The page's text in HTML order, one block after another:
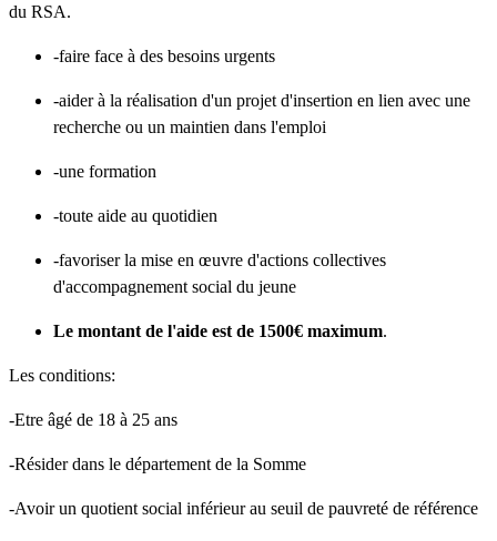
du RSA.
-faire face à des besoins urgents
-aider à la réalisation d'un projet d'insertion en lien avec une
recherche ou un maintien dans l'emploi
-une formation
-toute aide au quotidien
-favoriser la mise en œuvre d'actions collectives
d'accompagnement social du jeune
Le montant de l'aide est de 1500€ maximum.
Les conditions:
-Etre âgé de 18 à 25 ans
-Résider dans le département de la Somme
-Avoir un quotient social inférieur au seuil de pauvreté de référence